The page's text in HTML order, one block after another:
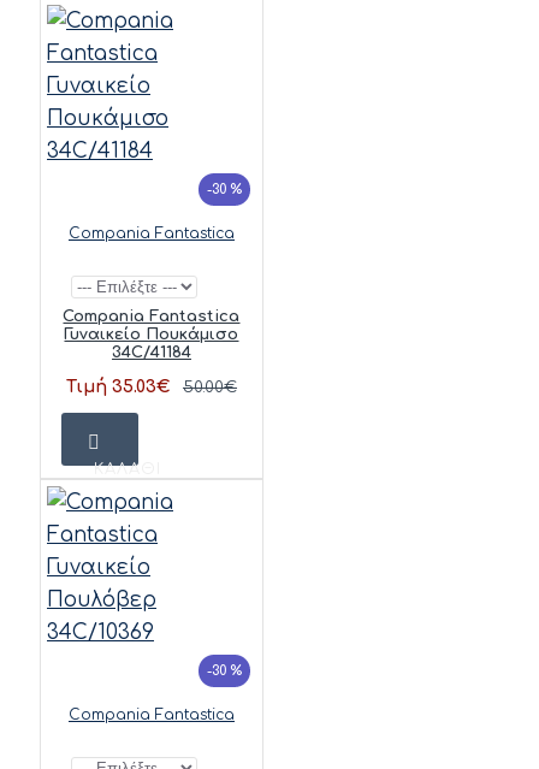
-30 %
Compania Fantastica
Compania Fantastica
Γυναικείο Πουκάμισο
34C/41184
Τιμή 35.03€ 50.00€
ΚΑΛΆΘΙ
-30 %
Compania Fantastica